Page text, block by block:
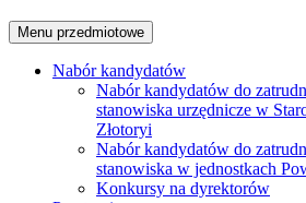
Menu przedmiotowe
Nabór kandydatów
Nabór kandydatów do
stanowiska urzędnicze w
Złotoryi
Nabór kandydatów do
stanowiska w jednostkach
Konkursy na dyrektorów